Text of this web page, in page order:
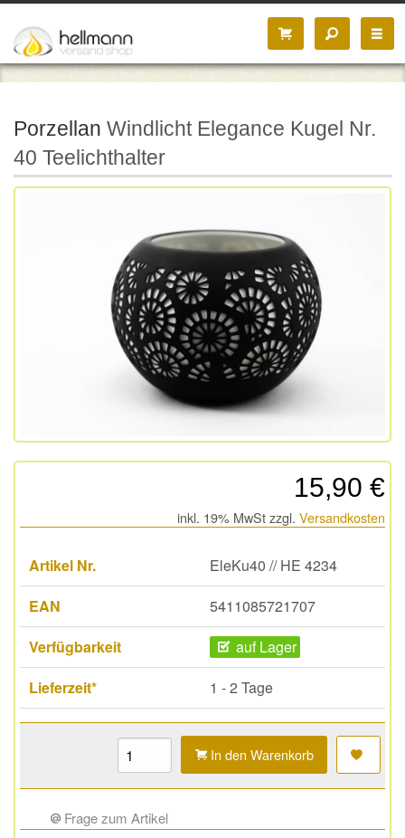
Porzellan Windlicht Elegance Kugel Nr.
40 Teelichthalter
15,90 €
inkl. 19% MwSt zzgl. Versandkosten
Artikel Nr.
EleKu40 // HE 4234
EAN
5411085721707
Verfügbarkeit
auf Lager
Lieferzeit*
1 - 2 Tage
In den Warenkorb
Frage zum Artikel